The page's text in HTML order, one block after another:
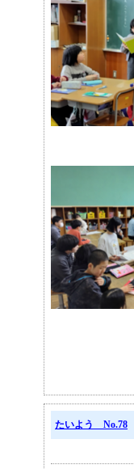
たいよう No.78